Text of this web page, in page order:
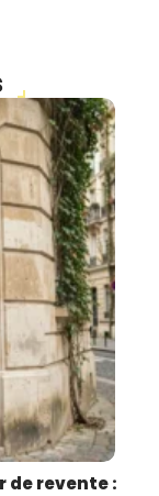
de revente :